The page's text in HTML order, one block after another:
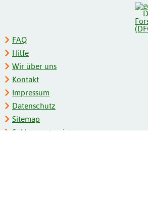
FAQ
Hilfe
Wir über uns
Kontakt
Impressum
Datenschutz
Sitemap
Schlagwortregister